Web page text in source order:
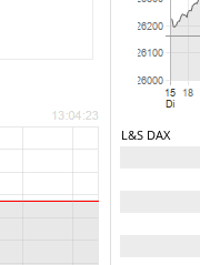
L&S DAX